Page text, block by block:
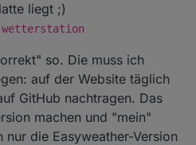
liegt ;)
so. Die muss ich
auf der Website täglich
GitHub nachtragen. Das
machen und "mein"
die Easyweather-Version